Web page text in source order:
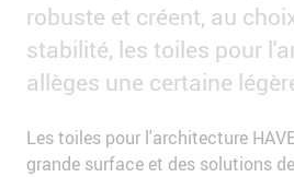
robuste et créent, au
stabilité, les toiles pour
allèges une certaine
Les toiles pour l'architecture
grande surface et des solutions